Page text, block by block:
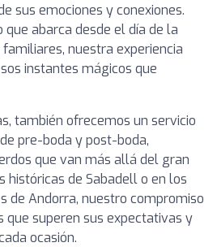
sus emociones y conexiones.
abarca desde el día de la
nuestra experiencia
instantes mágicos que
también ofrecemos un servicio
pre-boda y post-boda,
que van más allá del gran
históricas de Sabadell o en los
de Andorra, nuestro compromiso
superen sus expectativas y
ocasión.